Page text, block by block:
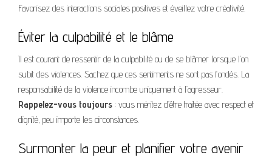
Favorisez des interactions sociales positives et éveillez votre créativité.
Éviter la culpabilité et le blâme
Il est courant de ressentir de la culpabilité ou de se blâmer lorsque l’on
subit des violences. Sachez que ces sentiments ne sont pas fondés. La
responsabilité de la violence incombe uniquement à l’agresseur.
Rappelez-vous toujours : vous méritez d’être traitée avec respect et
dignité, peu importe les circonstances.
Surmonter la peur et planifier votre avenir